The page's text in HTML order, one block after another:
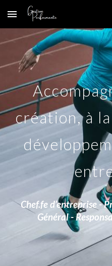
Skip to main content
création, à
Chef.fe d’entreprise -
Général -